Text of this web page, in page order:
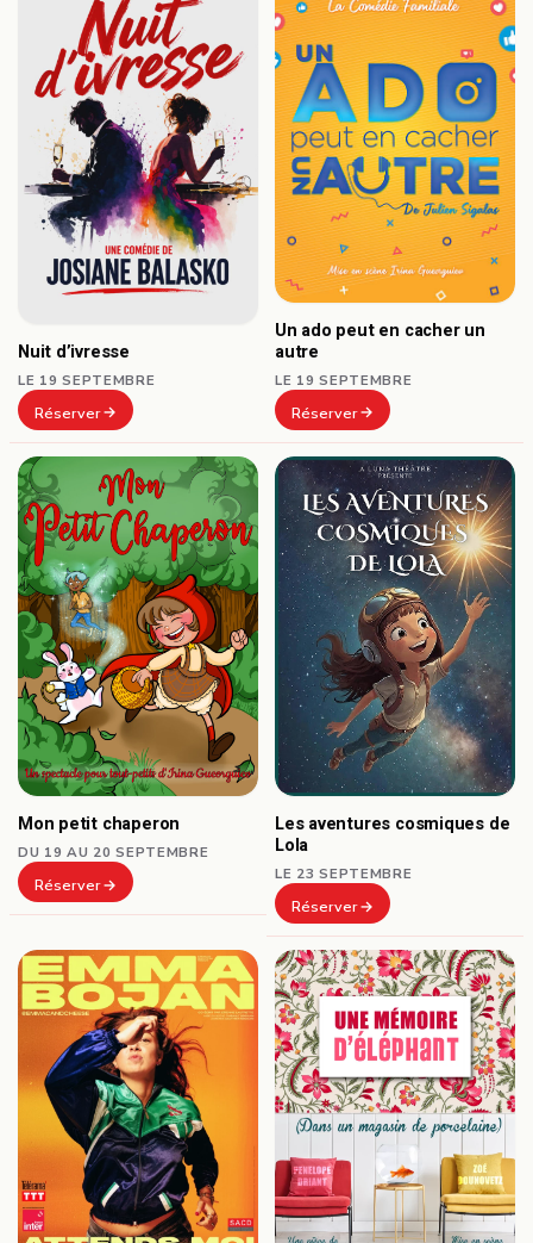
Nuit d’ivresse
LE 19 SEPTEMBRE
Réserver
Un ado peut en cacher un
autre
LE 19 SEPTEMBRE
Réserver
Mon petit chaperon
DU 19 AU 20 SEPTEMBRE
Réserver
Les aventures cosmiques de
Lola
LE 23 SEPTEMBRE
Réserver